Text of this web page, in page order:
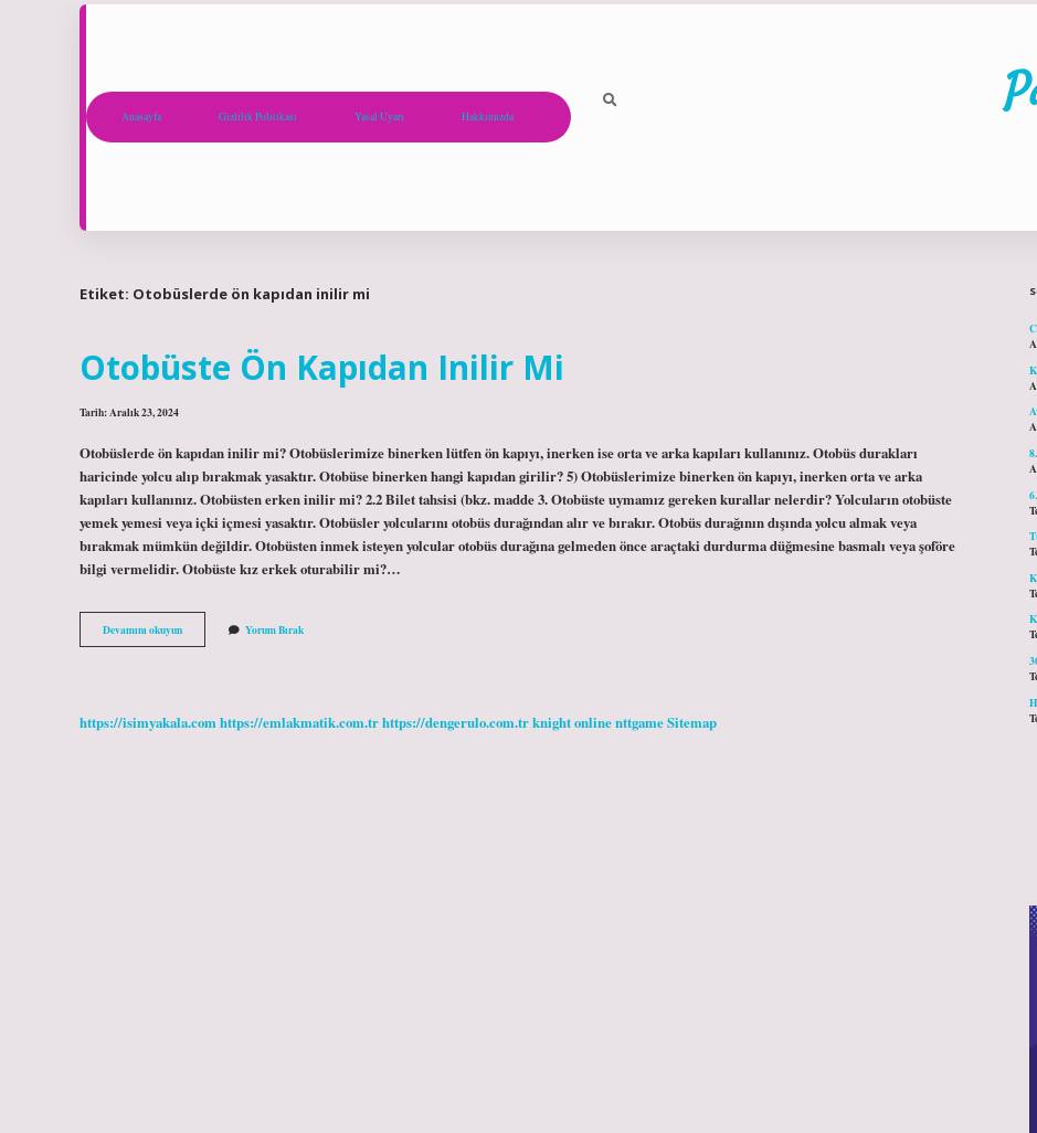
Anasayfa Gizlilik Politikası Yasal Uyarı Hakkımızda
Etiket: Otobüslerde ön kapıdan inilir mi
Otobüste Ön Kapıdan Inilir Mi
Tarih: Aralık 23, 2024
Otobüslerde ön kapıdan inilir mi? Otobüslerimize binerken lütfen ön kapıyı, inerken ise orta ve arka kapıları kullanınız. Otobüs durakları
haricinde yolcu alıp bırakmak yasaktır. Otobüse binerken hangi kapıdan girilir? 5) Otobüslerimize binerken ön kapıyı, inerken orta ve arka
kapıları kullanınız. Otobüsten erken inilir mi? 2.2 Bilet tahsisi (bkz. madde 3. Otobüste uymamız gereken kurallar nelerdir? Yolcuların otobüste
yemek yemesi veya içki içmesi yasaktır. Otobüsler yolcularını otobüs durağından alır ve bırakır. Otobüs durağının dışında yolcu almak veya
bırakmak mümkün değildir. Otobüsten inmek isteyen yolcular otobüs durağına gelmeden önce araçtaki durdurma düğmesine basmalı veya şoföre
bilgi vermelidir. Otobüste kız erkek oturabilir mi?…
Devamını okuyunOtobüste
Ön
Yorum Bırak
https://isimyakala.comhttps://emlakmatik.com.trhttps://dengerulo.com.trknight onlinenttgameSitemap